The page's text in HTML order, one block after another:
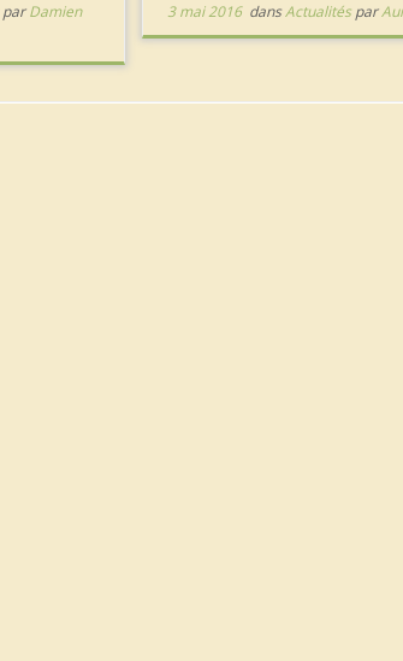
parDamien
3 mai 2016dansActualités par